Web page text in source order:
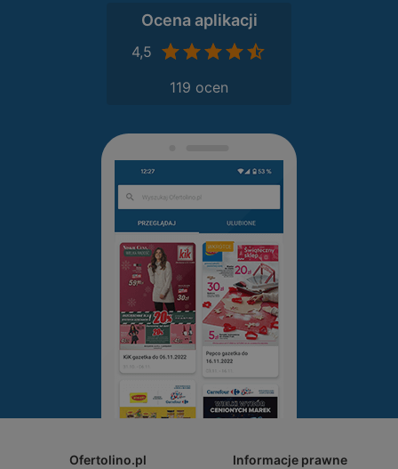
Ocena aplikacji
4,5
119 ocen
Ofertolino.pl Informacje prawne